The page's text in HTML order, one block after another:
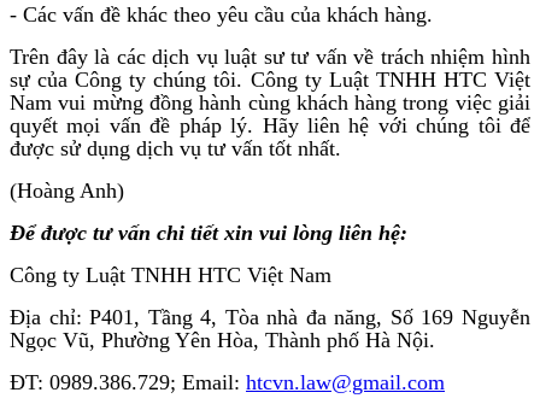
- Các vấn đề khác theo yêu cầu của khách hàng.
Trên đây là các dịch vụ luật sư tư vấn về trách nhiệm hình
sự của Công ty chúng tôi. Công ty Luật TNHH HTC Việt
Nam vui mừng đồng hành cùng khách hàng trong việc giải
quyết mọi vấn đề pháp lý. Hãy liên hệ với chúng tôi để
được sử dụng dịch vụ tư vấn tốt nhất.
(Hoàng Anh)
Để được tư vấn chi tiết xin vui lòng liên hệ:
Công ty Luật TNHH HTC Việt Nam
Địa chỉ: P401, Tầng 4, Tòa nhà đa năng, Số 169 Nguyễn
Ngọc Vũ, Phường Yên Hòa, Thành phố Hà Nội.
ĐT: 0989.386.729; Email: htcvn.law@gmail.com